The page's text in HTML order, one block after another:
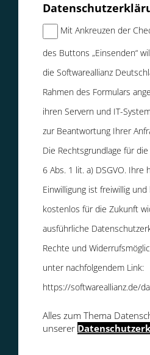
Mit Ankreuzen der
des Buttons „Einsenden“
die Softwareallianz
Rahmen des Formulars
ihren Servern und IT-
zur Beantwortung Ihrer
Die Rechtsgrundlage für
6 Abs. 1 lit. a) DSGVO. Ihre
Einwilligung ist freiwillig
kostenlos für die Zukunft
ausführliche
Rechte und
unter nachfolgendem Link:
https://softwareallianz.de/
Alles zum Thema
unserer